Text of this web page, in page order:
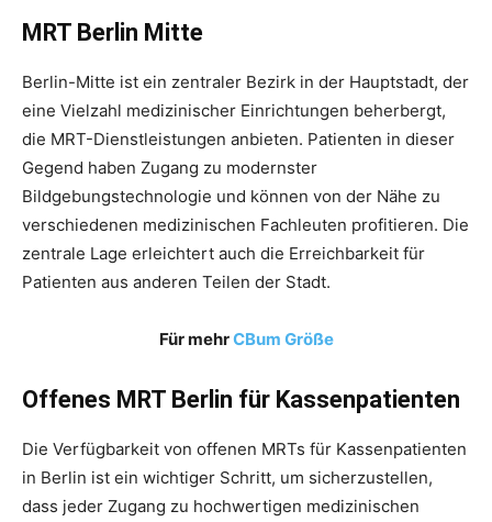
MRT Berlin Mitte
Berlin-Mitte ist ein zentraler Bezirk in der Hauptstadt, der
eine Vielzahl medizinischer Einrichtungen beherbergt,
die MRT-Dienstleistungen anbieten. Patienten in dieser
Gegend haben Zugang zu modernster
Bildgebungstechnologie und können von der Nähe zu
verschiedenen medizinischen Fachleuten profitieren. Die
zentrale Lage erleichtert auch die Erreichbarkeit für
Patienten aus anderen Teilen der Stadt.
Für mehrCBum Größe
Offenes MRT Berlin für Kassenpatienten
Die Verfügbarkeit von offenen MRTs für Kassenpatienten
in Berlin ist ein wichtiger Schritt, um sicherzustellen,
dass jeder Zugang zu hochwertigen medizinischen